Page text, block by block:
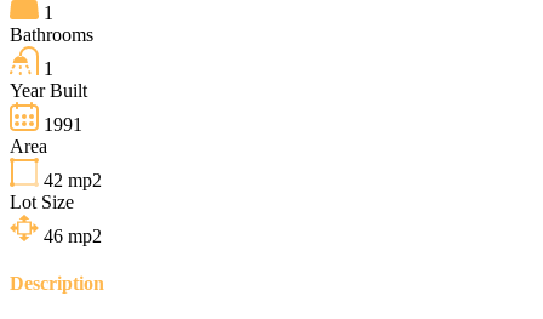
1
Bathrooms
1
Year Built
1991
Area
42 mp2
Lot Size
46 mp2
Description